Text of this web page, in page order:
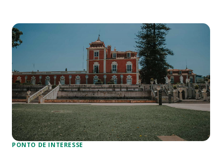
PONTO DE INTERESSE